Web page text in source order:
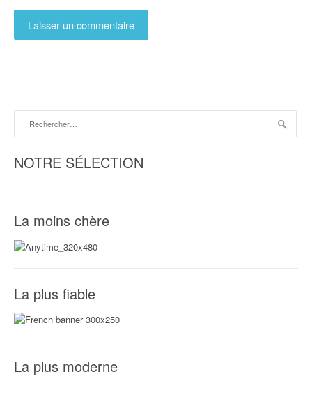
NOTRE SÉLECTION
La moins chère
La plus fiable
La plus moderne